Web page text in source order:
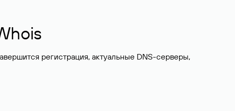
регистрация, актуальные DNS-серверы,